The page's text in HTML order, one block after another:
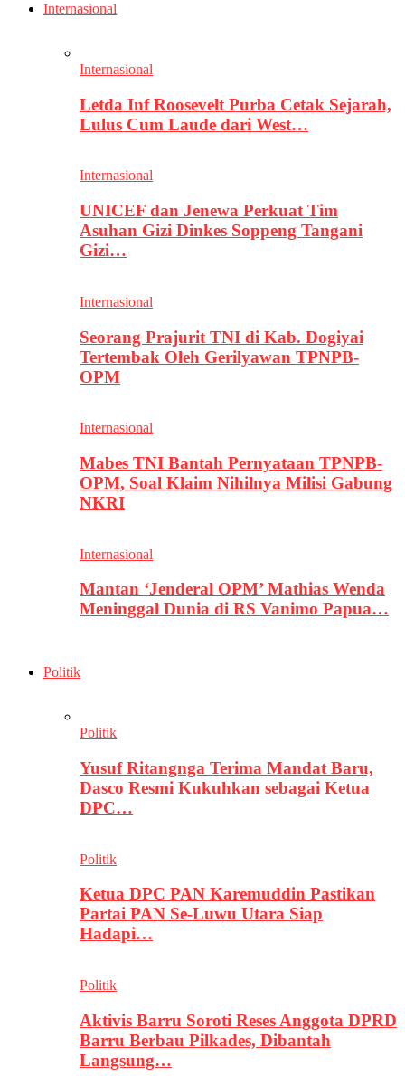
Internasional
Internasional
Letda Inf Roosevelt Purba Cetak Sejarah,
Lulus Cum Laude dari West…
Internasional
UNICEF dan Jenewa Perkuat Tim
Asuhan Gizi Dinkes Soppeng Tangani
Gizi…
Internasional
Seorang Prajurit TNI di Kab. Dogiyai
Tertembak Oleh Gerilyawan TPNPB-
OPM
Internasional
Mabes TNI Bantah Pernyataan TPNPB-
OPM, Soal Klaim Nihilnya Milisi Gabung
NKRI
Internasional
Mantan ‘Jenderal OPM’ Mathias Wenda
Meninggal Dunia di RS Vanimo Papua…
Politik
Politik
Yusuf Ritangnga Terima Mandat Baru,
Dasco Resmi Kukuhkan sebagai Ketua
DPC…
Politik
Ketua DPC PAN Karemuddin Pastikan
Partai PAN Se-Luwu Utara Siap
Hadapi…
Politik
Aktivis Barru Soroti Reses Anggota DPRD
Barru Berbau Pilkades, Dibantah
Langsung…